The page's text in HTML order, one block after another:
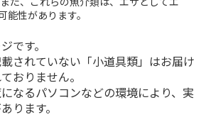
能性があります。
です。
されていない「小道具類」はお届け
おりません。
なるパソコンなどの環境により、実
ります。